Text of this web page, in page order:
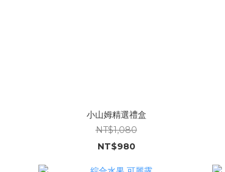
小山姆精選禮盒
NT$1,080
NT$980